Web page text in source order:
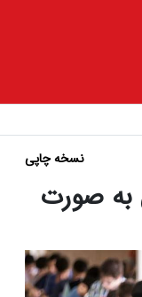
نسخه چاپی
به صورت